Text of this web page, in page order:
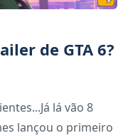
de GTA 6?
lá vão 8
lançou o primeiro